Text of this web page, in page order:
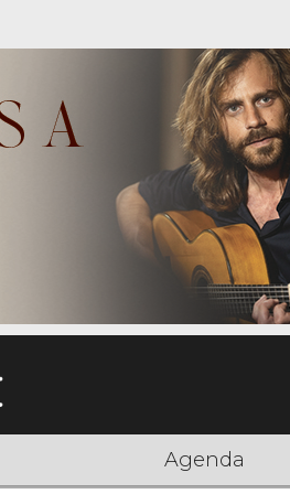
Agenda